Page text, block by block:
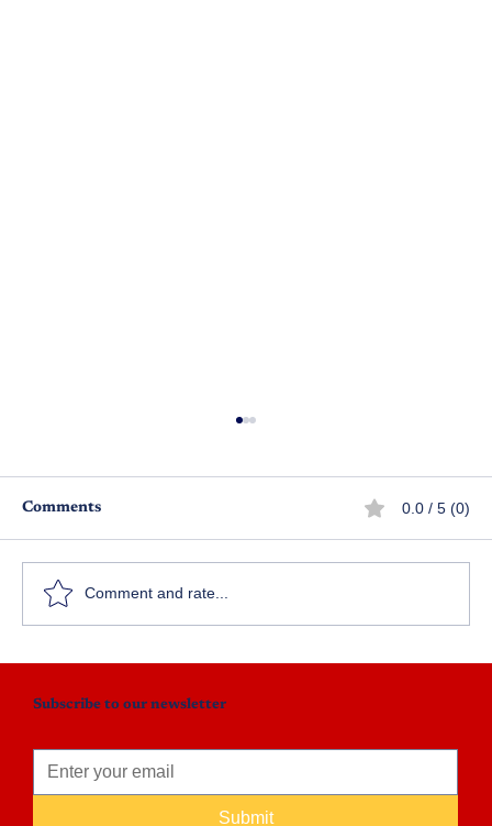
ఇల్లాలే ఇంటికి జీవనజ్యోతి
Comments 0.0 / 5 (0)
Comment and rate...
Subscribe to our newsletter
Submit